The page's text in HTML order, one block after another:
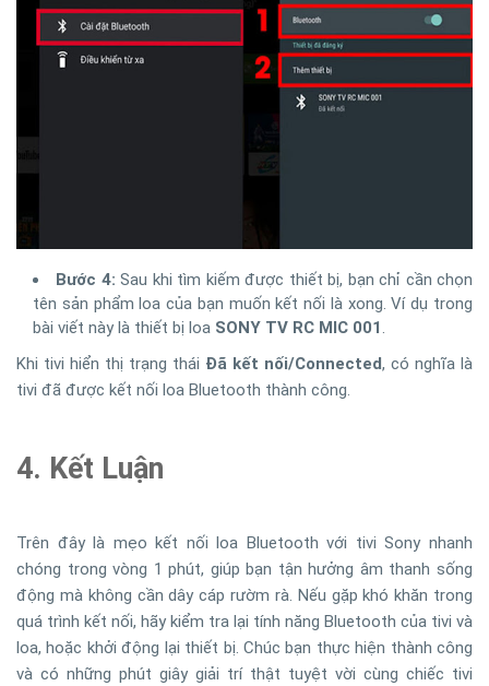
Bước 4: Sau khi tìm kiếm được thiết bị, bạn chỉ cần chọn
tên sản phẩm loa của bạn muốn kết nối là xong. Ví dụ trong
bài viết này là thiết bị loa SONY TV RC MIC 001 .
Khi tivi hiển thị trạng thái Đã kết nối/Connected, có nghĩa là
tivi đã được kết nối loa Bluetooth thành công.
4. Kết Luận
Trên đây là mẹo kết nối loa Bluetooth với tivi Sony nhanh
chóng trong vòng 1 phút, giúp bạn tận hưởng âm thanh sống
động mà không cần dây cáp rườm rà. Nếu gặp khó khăn trong
quá trình kết nối, hãy kiểm tra lại tính năng Bluetooth của tivi và
loa, hoặc khởi động lại thiết bị. Chúc bạn thực hiện thành công
và có những phút giây giải trí thật tuyệt vời cùng chiếc tivi